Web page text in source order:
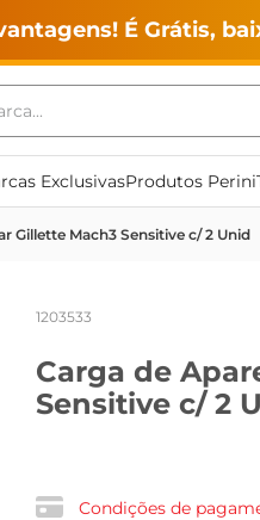
É Grátis,
ExclusivasProdutos Perini
Gillette Mach3 Sensitive c/ 2 Unid
1203533
Carga de
Sensitive c/ 2
Condições de